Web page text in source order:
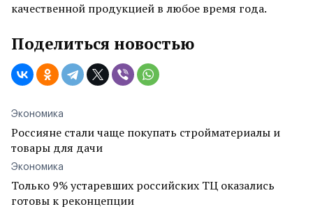
качественной продукцией в любое время года.
Поделиться новостью
Экономика
Россияне стали чаще покупать стройматериалы и
товары для дачи
Экономика
Только 9% устаревших российских ТЦ оказались
готовы к реконцепции